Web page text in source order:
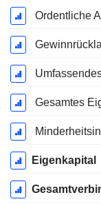
Ordentliche
Gesamtes
Eigenkapital